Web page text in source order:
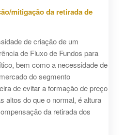
mitigação da retirada de
de criação de um
de Fluxo de Fundos para
bem como a necessidade de
do segmento
de evitar a formação de preço
altos do que o normal, é altura
da retirada dos